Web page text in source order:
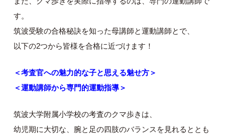
す。
筑波受験の合格秘訣を知った母講師と運動講師とで、
以下の2つから皆様を合格に近づけます！
＜考査官への魅力的な子と思える魅せ方＞
＜運動講師から専門的運動指導＞
筑波大学附属小学校の考査のクマ歩きは、
幼児期に大切な、腕と足の四肢のバランスを見れるととも